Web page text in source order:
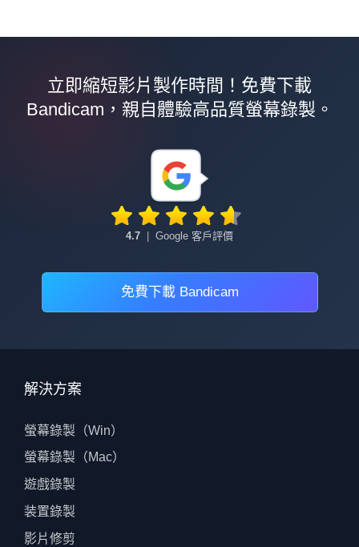
立即縮短影片製作時間！免費下載
Bandicam，親自體驗高品質螢幕錄製。
4.7 Google 客戶評價
免費下載 Bandicam
解決方案
螢幕錄製（Win）
螢幕錄製（Mac）
遊戲錄製
装置錄製
影片修剪